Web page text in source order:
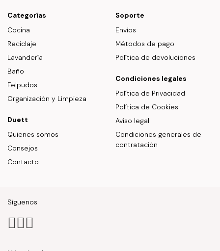
Categorías
Cocina
Reciclaje
Lavandería
Baño
Felpudos
Organización y Limpieza
Duett
Quienes somos
Consejos
Contacto
Soporte
Envíos
Métodos de pago
Política de devoluciones
Condiciones legales
Política de Privacidad
Política de Cookies
Aviso legal
Condiciones generales de
contratación
Síguenos